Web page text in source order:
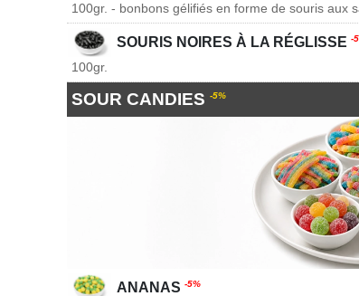
100gr. - bonbons gélifiés en forme de souris aux
SOURIS NOIRES À LA RÉGLISSE -
100gr.
SOUR CANDIES -5%
ANANAS -5%